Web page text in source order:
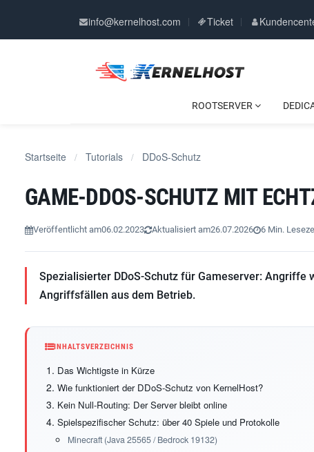
info@kernelhost.com Ticket
ROOTSERVER
Startseite / Tutorials / DDoS-Schutz
GAME-DDOS-SCHUTZ MIT
Veröffentlicht am06.02.2023 Aktualisiert am26.07.2026 6 Min.
Spezialisierter DDoS-Schutz für Gameserver:
Angriffsfällen aus dem Betrieb.
INHALTSVERZEICHNIS
Das Wichtigste in Kürze
Wie funktioniert der DDoS-Schutz von KernelHost?
Kein Null-Routing: Der Server bleibt online
Spielspezifischer Schutz: über 40 Spiele und Protokolle
Minecraft (Java 25565 / Bedrock 19132)